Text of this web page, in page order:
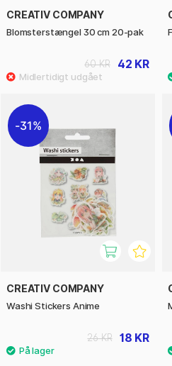
CREATIV COMPANY
Blomsterstængel 30 cm 20-pak
42 KR
60 KR
31%
CREATIV COMPANY
Washi Stickers Anime
18 KR
26 KR